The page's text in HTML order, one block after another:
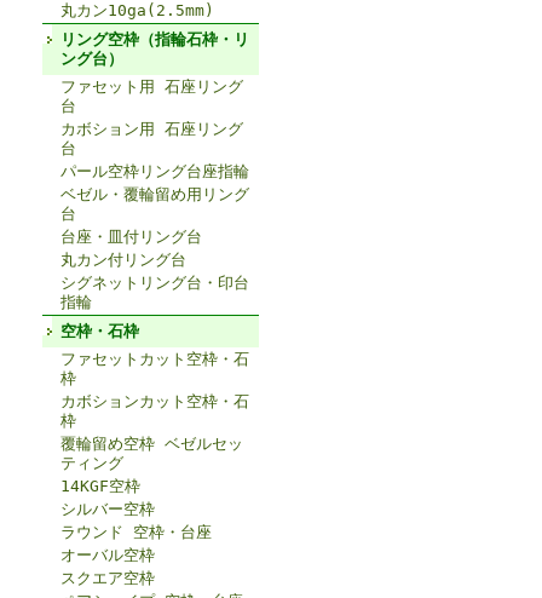
丸カン10ga(2.5mm)
リング空枠（指輪石枠・リ
ング台）
ファセット用 石座リング
台
カボション用 石座リング
台
パール空枠リング台座指輪
ベゼル・覆輪留め用リング
台
台座・皿付リング台
丸カン付リング台
シグネットリング台・印台
指輪
空枠・石枠
ファセットカット空枠・石
枠
カボションカット空枠・石
枠
覆輪留め空枠 ベゼルセッ
ティング
14KGF空枠
シルバー空枠
ラウンド 空枠・台座
オーバル空枠
スクエア空枠